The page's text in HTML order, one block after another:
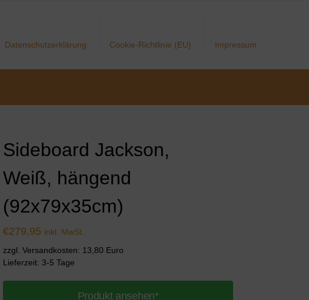
Datenschutzerklärung Cookie-Richtlinie (EU) Impressum
Sideboard Jackson,
Weiß, hängend
(92x79x35cm)
€279,95 inkl. MwSt.
zzgl. Versandkosten: 13,80 Euro
Lieferzeit: 3-5 Tage
Produkt ansehen*